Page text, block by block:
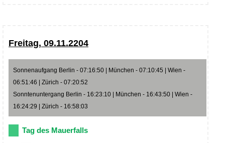
Freitag, 09.11.2204
Sonnenaufgang Berlin - 07:16:50 | München - 07:10:45 | Wien -
06:51:46 | Zürich - 07:20:52
Sonntenuntergang Berlin - 16:23:10 | München - 16:43:50 | Wien -
16:24:29 | Zürich - 16:58:03
Tag des Mauerfalls